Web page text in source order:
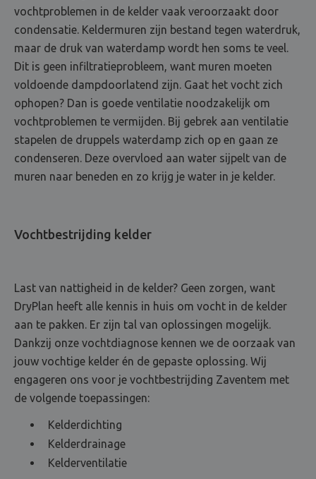
vochtproblemen in de kelder vaak veroorzaakt door
condensatie. Keldermuren zijn bestand tegen waterdruk,
maar de druk van waterdamp wordt hen soms te veel.
Dit is geen infiltratieprobleem, want muren moeten
voldoende dampdoorlatend zijn. Gaat het vocht zich
ophopen? Dan is goede ventilatie noodzakelijk om
vochtproblemen te vermijden. Bij gebrek aan ventilatie
stapelen de druppels waterdamp zich op en gaan ze
condenseren. Deze overvloed aan water sijpelt van de
muren naar beneden en zo krijg je water in je kelder.
Vochtbestrijding kelder
Last van nattigheid in de kelder? Geen zorgen, want
DryPlan heeft alle kennis in huis om vocht in de kelder
aan te pakken. Er zijn tal van oplossingen mogelijk.
Dankzij onze vochtdiagnose kennen we de oorzaak van
jouw vochtige kelder én de gepaste oplossing. Wij
engageren ons voor je vochtbestrijding Zaventem met
de volgende toepassingen:
Kelderdichting
Kelderdrainage
Kelderventilatie